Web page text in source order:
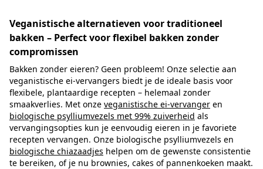
Veganistische alternatieven voor traditioneel
bakken – Perfect voor flexibel bakken zonder
compromissen
Bakken zonder eieren? Geen probleem! Onze selectie aan
veganistische ei-vervangers biedt je de ideale basis voor
flexibele, plantaardige recepten – helemaal zonder
smaakverlies. Met onze veganistische ei-vervanger en
biologische psylliumvezels met 99% zuiverheid als
vervangingsopties kun je eenvoudig eieren in je favoriete
recepten vervangen. Onze biologische psylliumvezels en
biologische chiazaadjes helpen om de gewenste consistentie
te bereiken, of je nu brownies, cakes of pannenkoeken maakt.